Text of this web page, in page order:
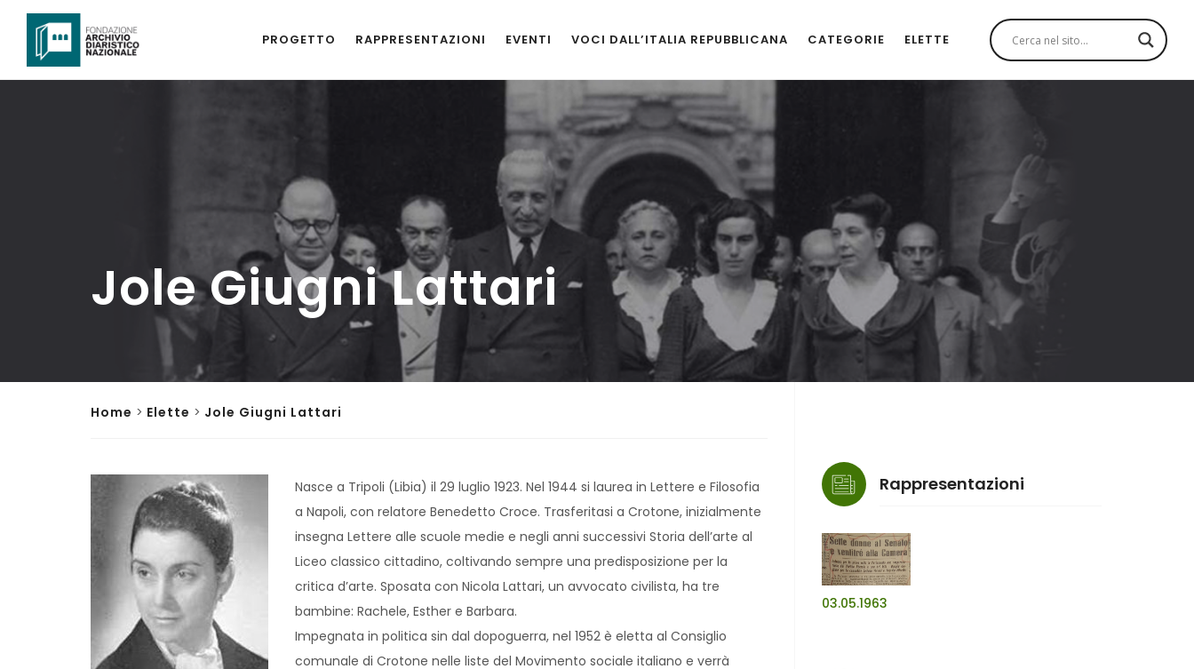
PROGETTO RAPPRESENTAZIONI EVENTI VOCI DALL’ITALIA REPUBBLICANA CATEGORIE ELETTE
Jole Giugni Lattari
Home > Elette > Jole Giugni Lattari
Nasce a Tripoli (Libia) il 29 luglio 1923. Nel 1944 si laurea in Lettere e Filosofia
a Napoli, con relatore Benedetto Croce. Trasferitasi a Crotone, inizialmente
insegna Lettere alle scuole medie e negli anni successivi Storia dell’arte al
Liceo classico cittadino, coltivando sempre una predisposizione per la
critica d’arte. Sposata con Nicola Lattari, un avvocato civilista, ha tre
bambine: Rachele, Esther e Barbara.
Impegnata in politica sin dal dopoguerra, nel 1952 è eletta al Consiglio
comunale di Crotone nelle liste del Movimento sociale italiano e verrà
Rappresentazioni
03.05.1963